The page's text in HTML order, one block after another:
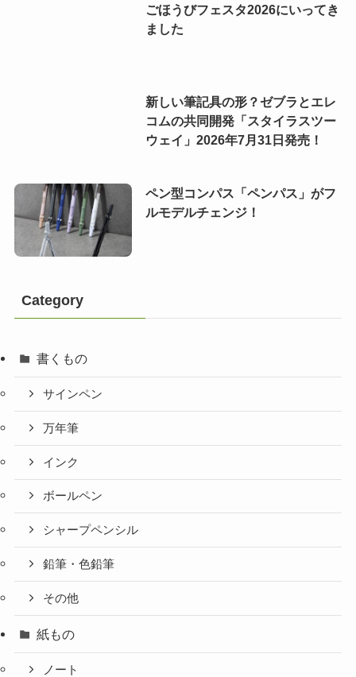
ごほうびフェスタ2026にいってき
ました
新しい筆記具の形？ゼブラとエレ
コムの共同開発「スタイラスツー
ウェイ」2026年7月31日発売！
ペン型コンパス「ペンパス」がフ
ルモデルチェンジ！
Category
書くもの
サインペン
万年筆
インク
ボールペン
シャープペンシル
鉛筆・色鉛筆
その他
紙もの
ノート